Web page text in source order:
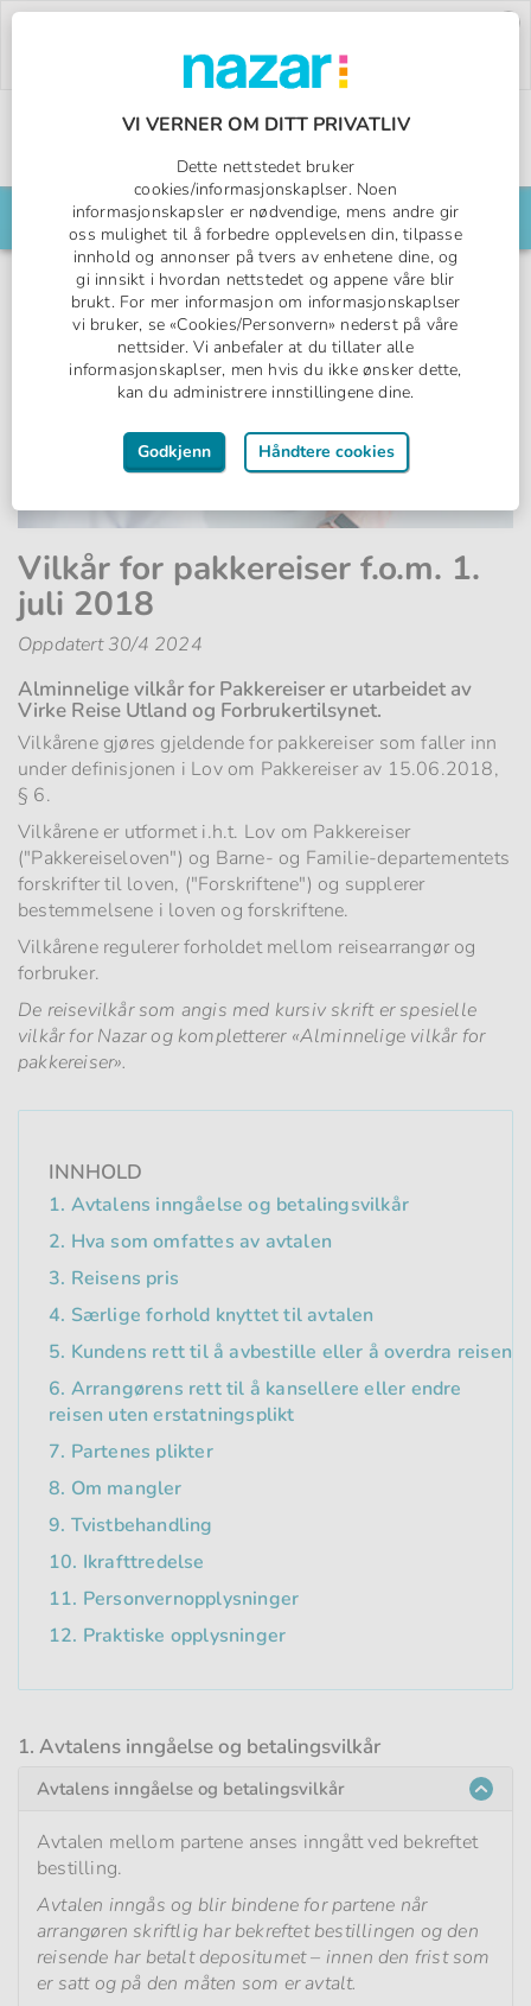
Bruk rabattkoden:PW26.
Nazar logo
Norges All Inclusive-spesialist
Søk din reise her
Vilkår for pakkereiser f.o.m. 1.
juli 2018
Oppdatert 30/4 2024
Alminnelige vilkår for Pakkereiser er utarbeidet av
Virke Reise Utland og Forbrukertilsynet.
Vilkårene gjøres gjeldende for pakkereiser som faller inn
under definisjonen i Lov om Pakkereiser av 15.06.2018,
§ 6.
Vilkårene er utformet i.h.t. Lov om Pakkereiser
("Pakkereiseloven") og Barne- og Familie-departementets
forskrifter til loven, ("Forskriftene") og supplerer
bestemmelsene i loven og forskriftene.
Vilkårene regulerer forholdet mellom reisearrangør og
forbruker.
De reisevilkår som angis med kursiv skrift er spesielle
vilkår for Nazar og kompletterer «Alminnelige vilkår for
pakkereiser».
INNHOLD
1. Avtalens inngåelse og betalingsvilkår
2. Hva som omfattes av avtalen
3. Reisens pris
4. Særlige forhold knyttet til avtalen
5. Kundens rett til å avbestille eller å overdra reisen
6. Arrangørens rett til å kansellere eller endre
reisen uten erstatningsplikt
7. Partenes plikter
8. Om mangler
9. Tvistbehandling
10. Ikrafttredelse
11. Personvernopplysninger
12. Praktiske opplysninger
1. Avtalens inngåelse og betalingsvilkår
Avtalens inngåelse og betalingsvilkår
Avtalen mellom partene anses inngått ved bekreftet
bestilling.
Avtalen inngås og blir bindene for partene når
arrangøren skriftlig har bekreftet bestillingen og den
reisende har betalt depositumet – innen den frist som
er satt og på den måten som er avtalt.
VI VERNER OM DITT PRIVATLIV
Dette nettstedet bruker
cookies/informasjonskaplser. Noen
informasjonskapsler er nødvendige, mens andre gir
oss mulighet til å forbedre opplevelsen din, tilpasse
innhold og annonser på tvers av enhetene dine, og
gi innsikt i hvordan nettstedet og appene våre blir
brukt. For mer informasjon om informasjonskaplser
vi bruker, se «Cookies/Personvern» nederst på våre
nettsider. Vi anbefaler at du tillater alle
informasjonskaplser, men hvis du ikke ønsker dette,
kan du administrere innstillingene dine.
Godkjenn Håndtere cookies